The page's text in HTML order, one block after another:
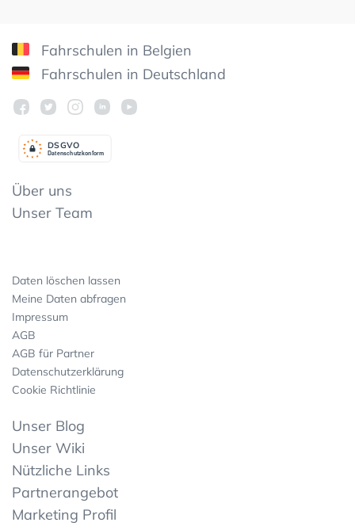
Fahrschulen in Belgien
Fahrschulen in Deutschland
Datenschutzkonform
DSGVO
Über uns
Unser Team
Daten löschen lassen
Meine Daten abfragen
Impressum
AGB
AGB für Partner
Datenschutzerklärung
Cookie Richtlinie
Unser Blog
Unser Wiki
Nützliche Links
Partnerangebot
Marketing Profil